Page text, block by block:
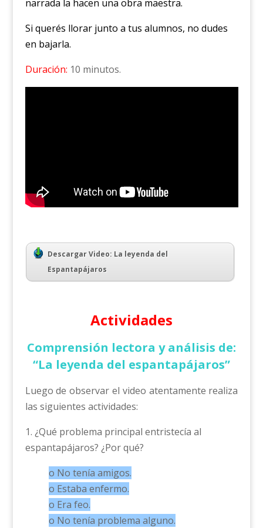
narrada la hacen una obra maestra.
Si querés llorar junto a tus alumnos, no dudes
en bajarla.
Duración: 10 minutos.
Descargar Video: La leyenda del
Espantapájaros
Actividades
Comprensión lectora y análisis de:
“La leyenda del espantapájaros”
Luego de observar el video atentamente realiza
las siguientes actividades:
1. ¿Qué problema principal entristecía al
espantapájaros? ¿Por qué?
o No tenía amigos.
o Estaba enfermo.
o Era feo.
o No tenía problema alguno.